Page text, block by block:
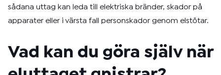
sådana uttag kan leda till elektriska bränder, skador på
apparater eller i värsta fall personskador genom elstötar.
Vad kan du göra själv när